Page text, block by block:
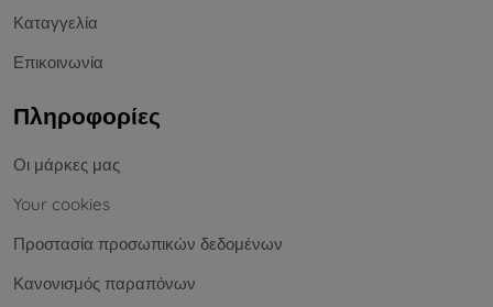
Καταγγελία
Επικοινωνία
Πληροφορίες
Οι μάρκες μας
Your cookies
Προστασία προσωπικών δεδομένων
Κανονισμός παραπόνων